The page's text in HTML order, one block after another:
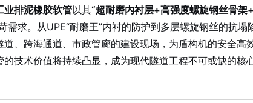
业排泥橡胶软管以其“超耐磨内衬层+高强度螺旋钢丝骨架
需求。从UPE“耐磨王”内衬的防护到多层螺旋钢丝的抗
道、跨海通道、市政管廊的建设现场，为盾构机的安全
技术价值将持续凸显，成为现代隧道工程不可或缺的核心